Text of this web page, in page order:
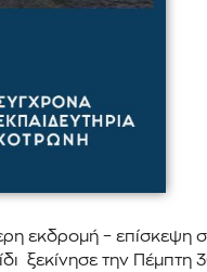
εκδρομή – επίσκεψη
ξεκίνησε την